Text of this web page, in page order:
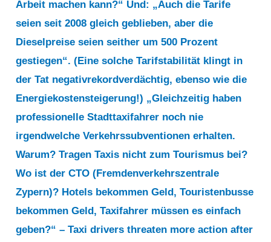
Arbeit machen kann?“ Und: „Auch die Tarife
seien seit 2008 gleich geblieben, aber die
Dieselpreise seien seither um 500 Prozent
gestiegen“. (Eine solche Tarifstabilität klingt in
der Tat negativrekordverdächtig, ebenso wie die
Energiekostensteigerung!) „Gleichzeitig haben
professionelle Stadttaxifahrer noch nie
irgendwelche Verkehrssubventionen erhalten.
Warum? Tragen Taxis nicht zum Tourismus bei?
Wo ist der CTO (Fremdenverkehrszentrale
Zypern)? Hotels bekommen Geld, Touristenbusse
bekommen Geld, Taxifahrer müssen es einfach
geben?“ – Taxi drivers threaten more action after